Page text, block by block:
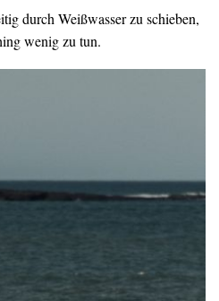
durch Weißwasser zu schieben,
wenig zu tun.